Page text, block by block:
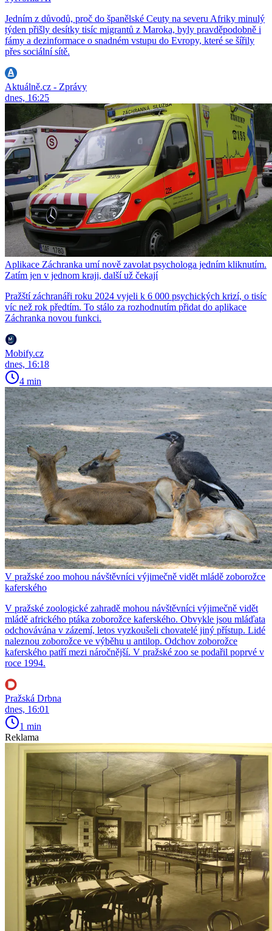
Jedním z důvodů, proč do španělské Ceuty na severu Afriky minulý
týden přišly desítky tisíc migrantů z Maroka, byly pravděpodobně i
fámy a dezinformace o snadném vstupu do Evropy, které se šířily
přes sociální sítě.
Aktuálně.cz - Zprávy
dnes, 16:25
Aplikace Záchranka umí nově zavolat psychologa jedním kliknutím.
Zatím jen v jednom kraji, další už čekají
Pražští záchranáři roku 2024 vyjeli k 6 000 psychických krizí, o tisíc
víc než rok předtím. To stálo za rozhodnutím přidat do aplikace
Záchranka novou funkci.
Mobify.cz
dnes, 16:18
4 min
V pražské zoo mohou návštěvníci výjimečně vidět mládě zoborožce
kaferského
V pražské zoologické zahradě mohou návštěvníci výjimečně vidět
mládě afrického ptáka zoborožce kaferského. Obvykle jsou mláďata
odchovávána v zázemí, letos vyzkoušeli chovatelé jiný přístup. Lidé
naleznou zoborožce ve výběhu u antilop. Odchov zoborožce
kaferského patří mezi náročnější. V pražské zoo se podařil poprvé v
roce 1994.
Pražská Drbna
dnes, 16:01
1 min
Reklama